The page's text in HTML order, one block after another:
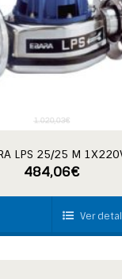
LPS 25/25 M
1.020,03€
484,06€
Ver